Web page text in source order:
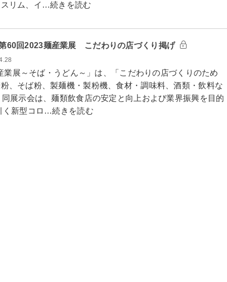
リム、イ…続きを読む
60回2023麺産業展 こだわりの店づくり掲げ
展～そば・うどん～」は、「こだわりの店づくりのため
、そば粉、製麺機・製粉機、食材・調味料、酒類・飲料な
展示会は、麺類飲食店の安定と向上および業界振興を目的
新型コロ…続きを読む